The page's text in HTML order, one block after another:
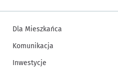
Dla Mieszkańca
Komunikacja
Inwestycje